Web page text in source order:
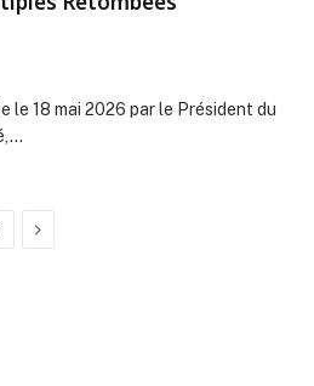
le 18 mai 2026 par le Président du
Next